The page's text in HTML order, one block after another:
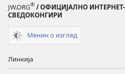
JW.ORG® / ОФИЦИЈАЛНО
СВЕДОКОНГИРИ
Менин о изглед
Линкија